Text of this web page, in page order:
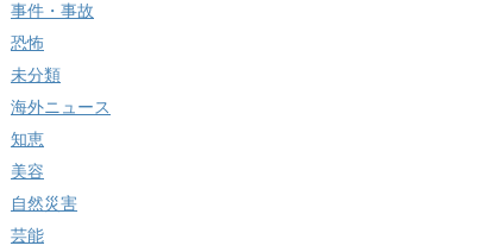
事件・事故
恐怖
未分類
海外ニュース
知恵
美容
自然災害
芸能